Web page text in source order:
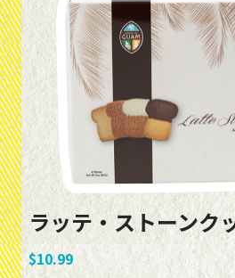
ラッテ・ストーンク
$10.99